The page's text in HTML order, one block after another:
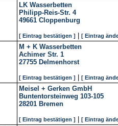
LK Wasserbetten
Philipp-Reis-Str. 4
49661 Cloppenburg
[ Eintrag bestätigen ] [ Eintrag
M + K Wasserbetten
Achimer Str. 1
27755 Delmenhorst
[ Eintrag bestätigen ] [ Eintrag
Meisel + Gerken GmbH
Buntentorsteinweg 103-105
28201 Bremen
[ Eintrag bestätigen ] [ Eintrag